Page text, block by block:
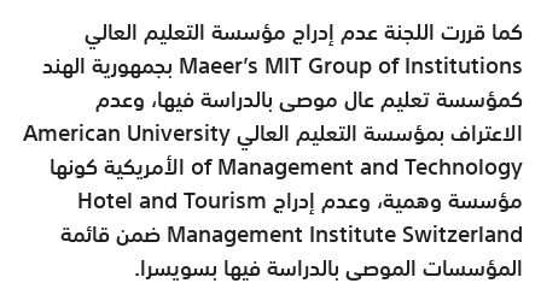
كما قررت اللجنة عدم إدراج مؤسسة التعليم العالي
Maeer’s MIT Group of Institutions بجمهورية الهند
كمؤسسة تعليم عال موصى بالدراسة فيها، وعدم
الاعتراف بمؤسسة التعليم العالي American University
of Management and Technology الأمريكية كونها
مؤسسة وهمية، وعدم إدراج Hotel and Tourism
Management Institute Switzerland ضمن قائمة
المؤسسات الموصى بالدراسة فيها بسويسرا.